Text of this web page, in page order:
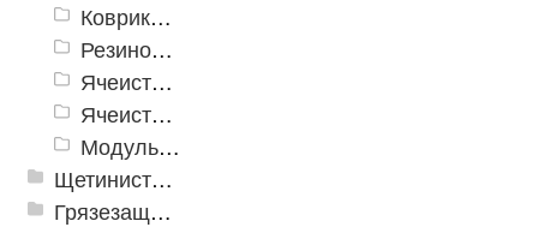
Коврики PinMat Волна
Резиновые коврики Шашки
Ячеистое модульное грязезащитное покрытие «Optima Duos»
Ячеистые коврик дорожка «Шашки»
Модульное напольное покрытие "Грязезащитные Соты"
Щетинистые покрытия
Грязезащитные, влаговпитывающие покрытия